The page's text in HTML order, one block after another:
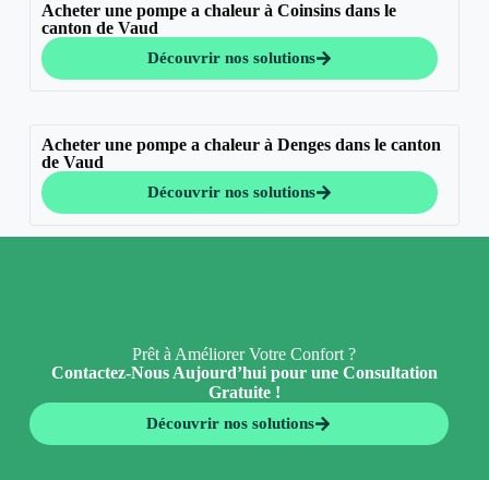
Acheter une pompe a chaleur à Coinsins dans le
canton de Vaud
Découvrir nos solutions
Acheter une pompe a chaleur à Denges dans le canton
de Vaud
Découvrir nos solutions
Prêt à Améliorer Votre Confort ?
Contactez-Nous Aujourd’hui pour une Consultation
Gratuite !
Découvrir nos solutions